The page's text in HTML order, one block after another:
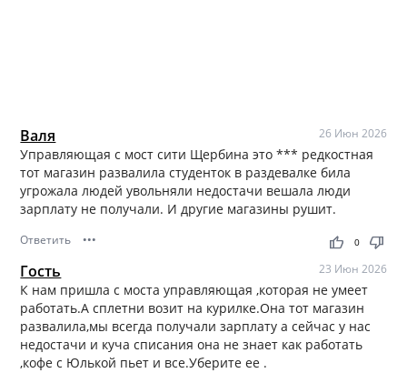
Валя 26 Июн 2026
Управляющая с мост сити Щербина это *** редкостная
тот магазин развалила студенток в раздевалке била
угрожала людей увольняли недостачи вешала люди
зарплату не получали. И другие магазины рушит.
Ответить ••• thumb_up thumb_down
0
Гость 23 Июн 2026
К нам пришла с моста управляющая ,которая не умеет
работать.А сплетни возит на курилке.Она тот магазин
развалила,мы всегда получали зарплату а сейчас у нас
недостачи и куча списания она не знает как работать
,кофе с Юлькой пьет и все.Уберите ее .